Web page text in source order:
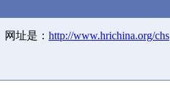
址是： http://www.hrichina.org/chs